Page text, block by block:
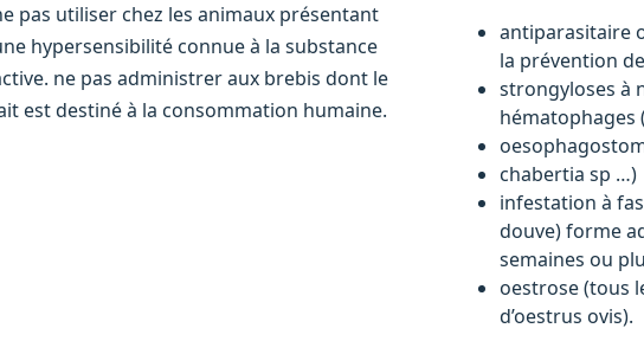
pas utiliser chez les animaux présentant
hypersensibilité connue à la substance
ne pas administrer aux brebis dont le
est destiné à la consommation humaine.
antiparasitaire
la prévention
strongyloses à
hématophages
chabertia sp …)
infestation à
douve) forme
semaines ou
oestrose (tous
d’oestrus ovis).